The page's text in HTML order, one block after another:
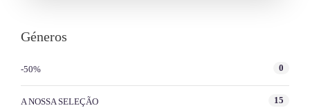
Géneros
-50% 0
A NOSSA SELEÇÃO 15